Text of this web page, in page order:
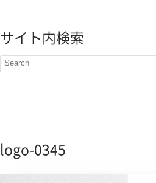
サイト内検索
logo-0345